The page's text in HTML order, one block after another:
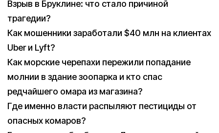
Взрыв в Бруклине: что стало причиной
трагедии?
Как мошенники заработали $40 млн на клиентах
Uber и Lyft?
Как морские черепахи пережили попадание
молнии в здание зоопарка и кто спас
редчайшего омара из магазина?
Где именно власти распыляют пестициды от
опасных комаров?